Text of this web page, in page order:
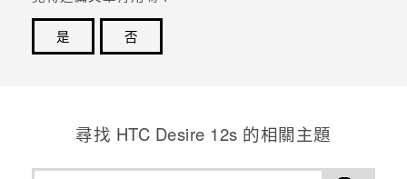
是
否
尋找 HTC Desire 12s 的相關主題